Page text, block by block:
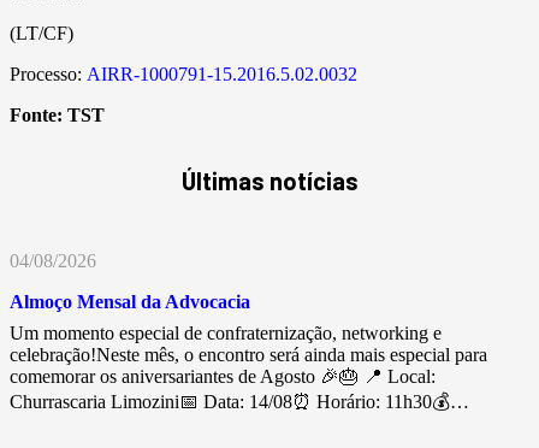
(LT/CF)
Processo: AIRR-1000791-15.2016.5.02.0032
Fonte: TST
Últimas notícias
04/08/2026
Almoço Mensal da Advocacia
Um momento especial de confraternização, networking e
celebração!Neste mês, o encontro será ainda mais especial para
comemorar os aniversariantes de Agosto 🎉🎂 📍 Local:
Churrascaria Limozini📅 Data: 14/08⏰ Horário: 11h30💰…